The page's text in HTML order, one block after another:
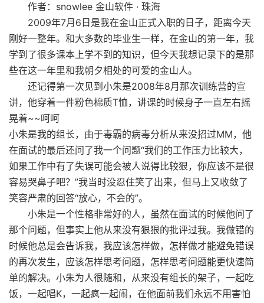
作者：snowlee 金山软件 · 珠海
2009年7月6日是我在金山正式入职的日子，距离今天
刚好一整年。和大多数的毕业生一样，在金山的第一年，我
学到了很多课本上学不到的知识，但今天我想记录下的是那
些在这一年里和我朝夕相处的可爱的金山人。
还记得第一次见到小朱是2008年8月那次训练营的宣
讲，他穿着一件粉色棉质T恤，讲课的时候身子一直左右摇
晃着~~呵呵
小朱是我的组长，由于毒霸的病毒分析从来没招过MM，他
在面试的最后还问了我一个问题“我们的工作压力比较大，
如果工作中有了失误可能会被人说得比较狠，你应该不是很
容易哭鼻子吧？”我当时没忍住笑了出来，但马上又收敛了
笑容严肃的回答“放心，不会的”。
小朱是一个性格非常好的人，虽然在面试的时候他问了
那个问题，但事实上他从来没有狠狠的批评过我。我做错的
时候他总是会告诉我，我应该怎样做，怎样做才能避免错误
的再次发生，应该怎样思考问题，怎样思考问题能更快速简
单的解决。小朱为人很随和，从来没有组长的架子，一起吃
饭，一起唱K，一起疯一起闹，在他面前我们永远不用害怕